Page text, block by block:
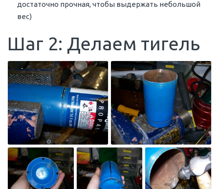
достаточно прочная, чтобы выдержать небольшой
вес)
Шаг 2: Делаем тигель